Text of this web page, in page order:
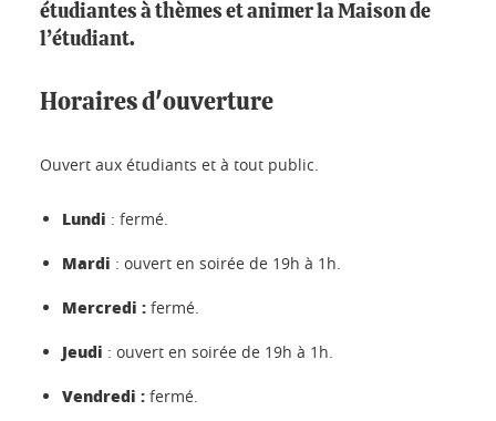
étudiantes à thèmes et animer la Maison de
l’étudiant.
Horaires d'ouverture
Ouvert aux étudiants et à tout public.
Lundi : fermé.
Mardi : ouvert en soirée de 19h à 1h.
Mercredi : fermé.
Jeudi : ouvert en soirée de 19h à 1h.
Vendredi : fermé.